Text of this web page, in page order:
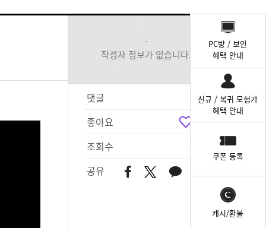
-
작성자 정보가 없습니다.
댓글
1
좋아요
1
조회수
공유
PC방 / 보안
혜택 안내
신규 / 복귀 모험가
혜택 안내
쿠폰 등록
캐시/환불